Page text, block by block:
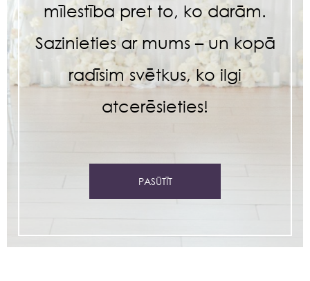
mīlestība pret to, ko darām.
Sazinieties ar mums – un kopā
radīsim svētkus, ko ilgi
atcerēsieties!
PASŪTĪT